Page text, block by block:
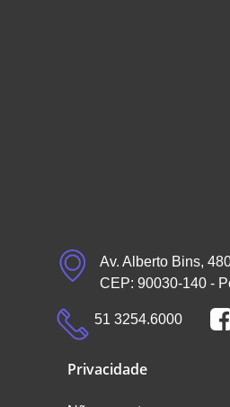
Av. Alberto Bins,
CEP: 90030-140 -
51 3254.6000
Privacidade